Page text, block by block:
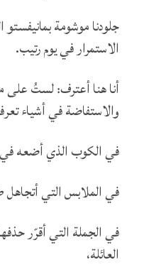
جلودنا موشومة بمانيفستو
الاستمرار في يوم رتيب.
أنا هنا أعترف: لستُ على
والاستفاضة في أشياء
في الكوب الذي أضعه في
في الملابس التي أتجاهل
في الجملة التي أقرّر
العائلة،